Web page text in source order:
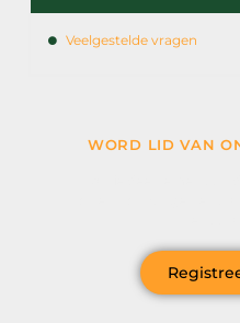
Veelgestelde vragen
WORD LID VAN